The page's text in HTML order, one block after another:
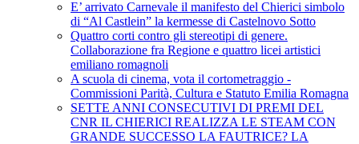
E’ arrivato Carnevale il manifesto del Chierici simbolo
di “Al Castlein” la kermesse di Castelnovo Sotto
Quattro corti contro gli stereotipi di genere.
Collaborazione fra Regione e quattro licei artistici
emiliano romagnoli
A scuola di cinema, vota il cortometraggio -
Commissioni Parità, Cultura e Statuto Emilia Romagna
SETTE ANNI CONSECUTIVI DI PREMI DEL
CNR IL CHIERICI REALIZZA LE STEAM CON
GRANDE SUCCESSO LA FAUTRICE? LA